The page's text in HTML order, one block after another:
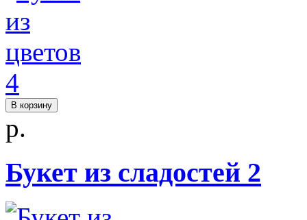
В корзину
р.
Букет из сладостей 2